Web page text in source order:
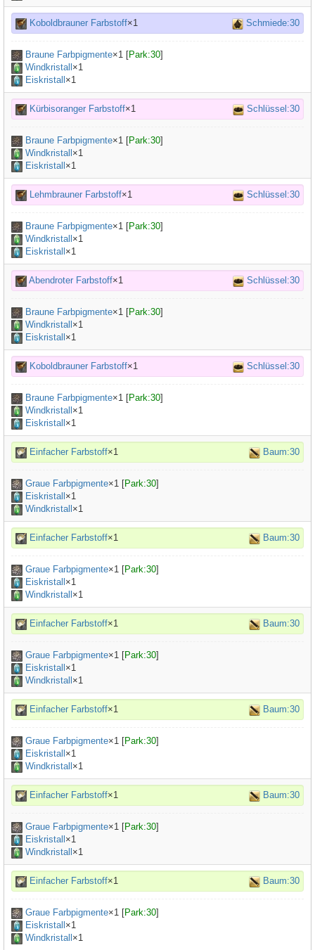
Koboldbrauner Farbstoff×1 Schmiede:30
Braune Farbpigmente×1 [Park:30]
Windkristall ×1
Eiskristall ×1
Kürbisoranger Farbstoff×1 Schlüssel:30
Braune Farbpigmente×1 [Park:30]
Windkristall ×1
Eiskristall ×1
Lehmbrauner Farbstoff×1 Schlüssel:30
Braune Farbpigmente×1 [Park:30]
Windkristall ×1
Eiskristall ×1
Abendroter Farbstoff×1 Schlüssel:30
Braune Farbpigmente×1 [Park:30]
Windkristall ×1
Eiskristall ×1
Koboldbrauner Farbstoff×1 Schlüssel:30
Braune Farbpigmente×1 [Park:30]
Windkristall ×1
Eiskristall ×1
Einfacher Farbstoff×1 Baum:30
Graue Farbpigmente×1 [Park:30]
Eiskristall ×1
Windkristall ×1
Einfacher Farbstoff×1 Baum:30
Graue Farbpigmente×1 [Park:30]
Eiskristall ×1
Windkristall ×1
Einfacher Farbstoff×1 Baum:30
Graue Farbpigmente×1 [Park:30]
Eiskristall ×1
Windkristall ×1
Einfacher Farbstoff×1 Baum:30
Graue Farbpigmente×1 [Park:30]
Eiskristall ×1
Windkristall ×1
Einfacher Farbstoff×1 Baum:30
Graue Farbpigmente×1 [Park:30]
Eiskristall ×1
Windkristall ×1
Einfacher Farbstoff×1 Baum:30
Graue Farbpigmente×1 [Park:30]
Eiskristall ×1
Windkristall ×1